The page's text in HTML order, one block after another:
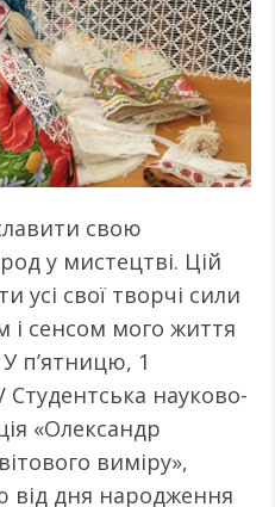
свою
у мистецтві. Цій
усі свої творчі сили
і сенсом мого життя
п’ятницю, 1
Студентська науково-
«Олександр
виміру»,
від дня народження